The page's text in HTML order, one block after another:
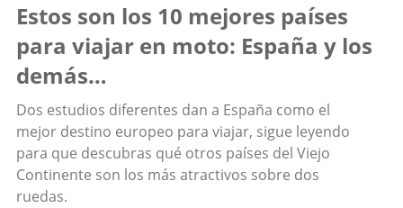
Estos son los 10 mejores países
para viajar en moto: España y los
demás…
Dos estudios diferentes dan a España como el
mejor destino europeo para viajar, sigue leyendo
para que descubras qué otros países del Viejo
Continente son los más atractivos sobre dos
ruedas.